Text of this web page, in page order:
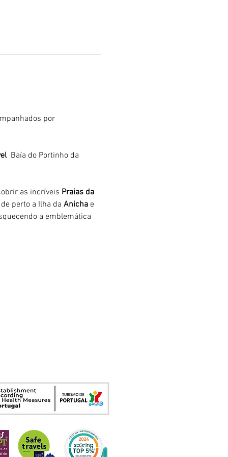
por
Baía do Portinho da
as incríveis Praias da
perto a Ilha da Anicha e
a emblemática